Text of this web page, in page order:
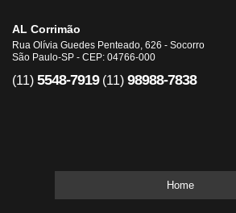
AL Corrimão
Rua Olívia Guedes Penteado, 626 - Socorro
São Paulo-SP - CEP: 04766-000
(11) 5548-7919 (11) 98988-7838
Home